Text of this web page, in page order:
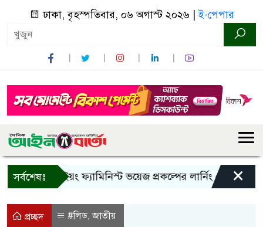
ঢাকা, বৃহস্পতিবার, ০৬ অগাস্ট ২০২৬ |ই-পেপার
সর্বশেষঃ
বান্দরবানে ইয়ং ফ্যামিনিস্ট ভয়েজ প্রকল্পের লার্নিং শেয়ারিং×
প্রচ্ছদ #লিড,জাতীয়